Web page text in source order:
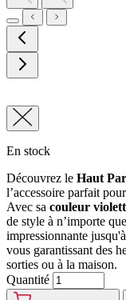
En stock
Découvrez le Haut
l’accessoire parfait
Avec sa couleur
de style à n’importe
impressionnante jusqu'à
vous garantissant des
sorties ou à la maison.
Quantité